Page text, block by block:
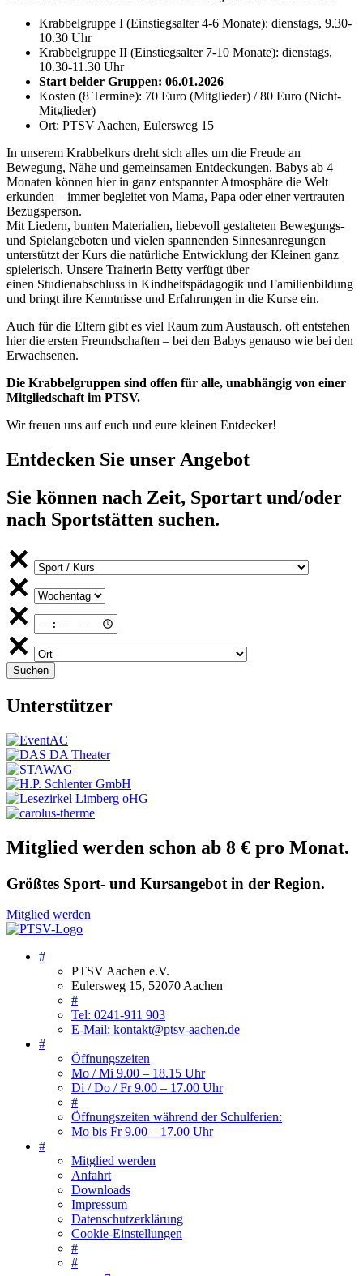
Krabbelgruppe I (Einstiegsalter 4-6 Monate): dienstags, 9.30-
10.30 Uhr
Krabbelgruppe II (Einstiegsalter 7-10 Monate): dienstags,
10.30-11.30 Uhr
Start beider Gruppen: 06.01.2026
Kosten (8 Termine): 70 Euro (Mitglieder) / 80 Euro (Nicht-
Mitglieder)
Ort: PTSV Aachen, Eulersweg 15
In unserem Krabbelkurs dreht sich alles um die Freude an
Bewegung, Nähe und gemeinsamen Entdeckungen. Babys ab 4
Monaten können hier in ganz entspannter Atmosphäre die Welt
erkunden – immer begleitet von Mama, Papa oder einer vertrauten
Bezugsperson.
Mit Liedern, bunten Materialien, liebevoll gestalteten Bewegungs-
und Spielangeboten und vielen spannenden Sinnesanregungen
unterstützt der Kurs die natürliche Entwicklung der Kleinen ganz
spielerisch. Unsere Trainerin Betty verfügt über
einen Studienabschluss in Kindheitspädagogik und Familienbildung
und bringt ihre Kenntnisse und Erfahrungen in die Kurse ein.
Auch für die Eltern gibt es viel Raum zum Austausch, oft entstehen
hier die ersten Freundschaften – bei den Babys genauso wie bei den
Erwachsenen.
Die Krabbelgruppen sind offen für alle, unabhängig von einer
Mitgliedschaft im PTSV.
Wir freuen uns auf euch und eure kleinen Entdecker!
Entdecken Sie unser Angebot
Sie können nach Zeit, Sportart und/oder
nach Sportstätten suchen.
Unterstützer
Mitglied werden schon ab 8 € pro Monat.
Größtes Sport- und Kursangebot in der Region.
Mitglied werden
#
PTSV Aachen e.V.
Eulersweg 15, 52070 Aachen
#
Tel: 0241-911 903
E-Mail: kontakt@ptsv-aachen.de
#
Öffnungszeiten
Mo / Mi 9.00 – 18.15 Uhr
Di / Do / Fr 9.00 – 17.00 Uhr
#
Öffnungszeiten während der Schulferien:
Mo bis Fr 9.00 – 17.00 Uhr
#
Mitglied werden
Anfahrt
Downloads
Impressum
Datenschutzerklärung
Cookie-Einstellungen
#
#